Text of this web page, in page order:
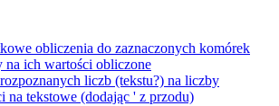
obliczenia do zaznaczonych komórek
na ich wartości obliczone
liczb (tekstu?) na liczby
na tekstowe (dodając ' z przodu)